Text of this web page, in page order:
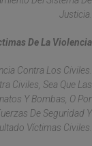
Justicia.
De La Violencia
Contra Los Civiles.
Civiles, Sea Que Las
Y Bombas, O Por
De Seguridad Y
Víctimas Civiles.